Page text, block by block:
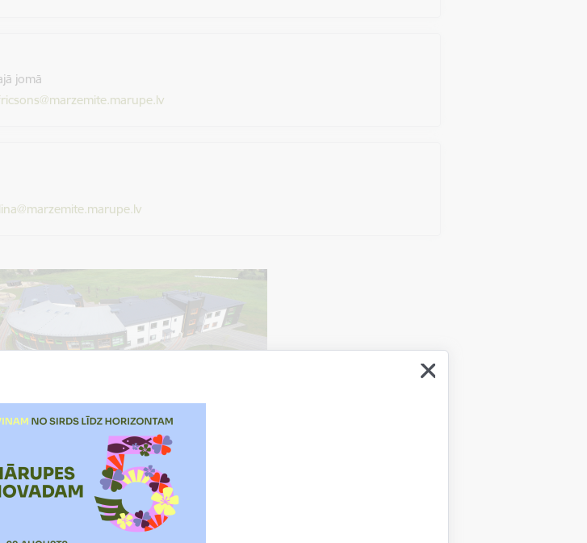
jomā
(PII) ir viena no jaunākajām pirmsskolas izglītības iestādēm
durvis izglītojamiem vēra 2016. gada 22. augustā.